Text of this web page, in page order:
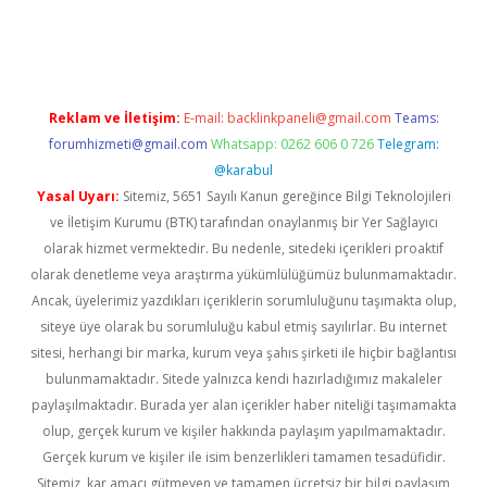
Reklam ve İletişim: E-mail: backlinkpaneli@gmail.com Teams:
forumhizmeti@gmail.com Whatsapp: 0262 606 0 726 Telegram:
@karabul
Yasal Uyarı: Sitemiz, 5651 Sayılı Kanun gereğince Bilgi Teknolojileri
ve İletişim Kurumu (BTK) tarafından onaylanmış bir Yer Sağlayıcı
olarak hizmet vermektedir. Bu nedenle, sitedeki içerikleri proaktif
olarak denetleme veya araştırma yükümlülüğümüz bulunmamaktadır.
Ancak, üyelerimiz yazdıkları içeriklerin sorumluluğunu taşımakta olup,
siteye üye olarak bu sorumluluğu kabul etmiş sayılırlar. Bu internet
sitesi, herhangi bir marka, kurum veya şahıs şirketi ile hiçbir bağlantısı
bulunmamaktadır. Sitede yalnızca kendi hazırladığımız makaleler
paylaşılmaktadır. Burada yer alan içerikler haber niteliği taşımamakta
olup, gerçek kurum ve kişiler hakkında paylaşım yapılmamaktadır.
Gerçek kurum ve kişiler ile isim benzerlikleri tamamen tesadüfidir.
Sitemiz, kar amacı gütmeyen ve tamamen ücretsiz bir bilgi paylaşım